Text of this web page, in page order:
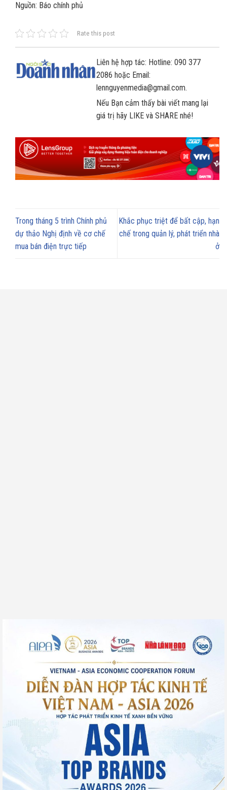
Nguồn: Báo chính phủ
Rate this post
Liên hệ hợp tác: Hotline: 090 377
2086 hoặc Email:
lennguyenmedia@gmail.com.
Nếu Bạn cảm thấy bài viết mang lại
giá trị hãy LIKE và SHARE nhé!
Trong tháng 5 trình Chính phủ
dự thảo Nghị định về cơ chế
mua bán điện trực tiếp
Khắc phục triệt để bất cập, hạn
chế trong quản lý, phát triển nhà
ở